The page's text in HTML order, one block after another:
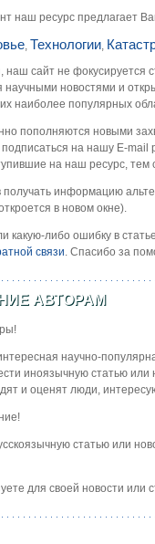
наш ресурс предлагает
, Технологии,
наш сайт не фокусируется
новостями и
наиболее популярных
пополняются новыми
на нашу E-mail
на наш ресурс, тем
получать информацию
в новом окне).
какую-либо ошибку в
связи. Спасибо за
АВТОРАМ
научно-
иноязычную статью или
и оценят люди,
статью или
для своей новости или